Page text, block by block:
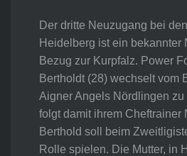
Der dritte Neuzugang bei
Heidelberg ist ein bekannter
Bezug zur Kurpfalz. Power
Bertholdt (28) wechselt vom
Aigner Angels Nördlingen zu
folgt damit ihrem Cheftrainer
Berthold soll beim
Rolle spielen. Die Mutter, in